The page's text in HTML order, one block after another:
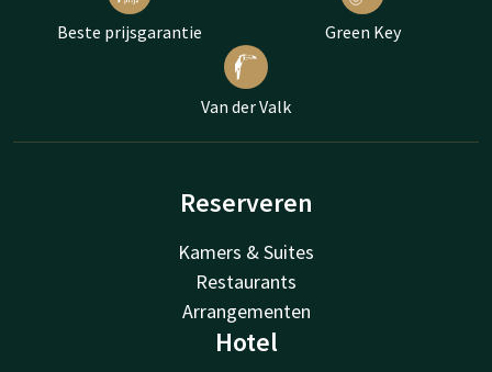
Beste prijsgarantie Green Key
Van der Valk
Reserveren
Kamers & Suites
Restaurants
Arrangementen
Hotel